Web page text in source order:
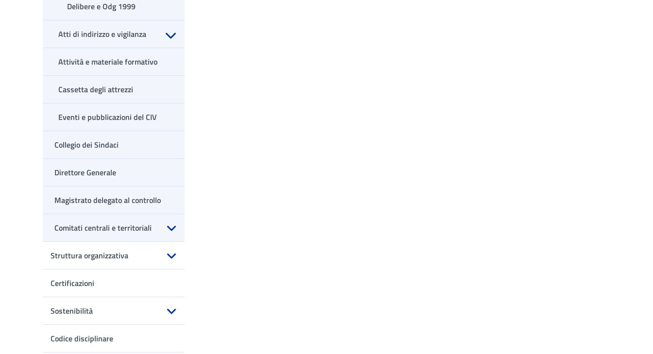
Delibere e Odg 1999
Atti di indirizzo e vigilanza
Apri sottomenu
Attività e materiale formativo
Cassetta degli attrezzi
Eventi e pubblicazioni del CIV
Collegio dei Sindaci
Direttore Generale
Magistrato delegato al controllo
Comitati centrali e territoriali
Apri sottomenu
Struttura organizzativa
Apri sottomenu
Certificazioni
Sostenibilità
Apri sottomenu
Codice disciplinare